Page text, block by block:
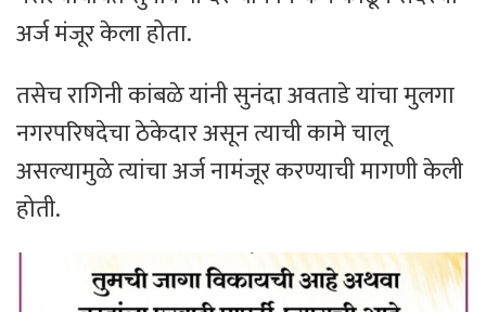
अर्ज मंजूर केला होता.
तसेच रागिनी कांबळे यांनी सुनंदा अवताडे यांचा मुलगा
नगरपरिषदेचा ठेकेदार असून त्याची कामे चालू
असल्यामुळे त्यांचा अर्ज नामंजूर करण्याची मागणी केली
होती.